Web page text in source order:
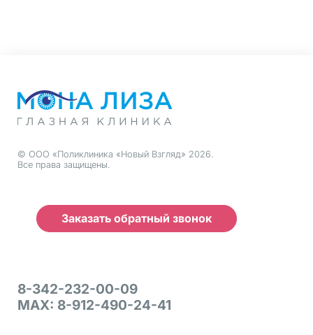
© ООО «Поликлиника «Новый Взгляд» 2026.
Все права защищены.
Заказать обратный звонок
8-342-232-00-09
MAX: 8-912-490-24-41